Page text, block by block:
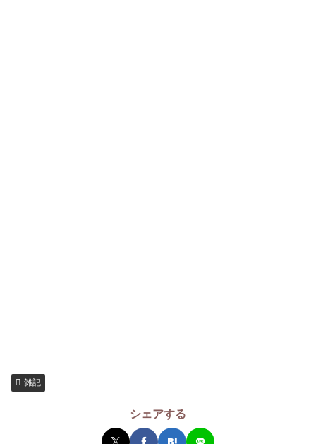
雑記
シェアする